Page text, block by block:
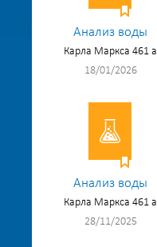
Анализ воды
Карла Маркса 461 а
18/01/2026
Анализ воды
Карла Маркса 461 а
28/11/2025